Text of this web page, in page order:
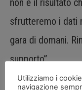
sfrutteremo i dati
gara di domani.
supporto”.
Utilizziamo i
navigazione